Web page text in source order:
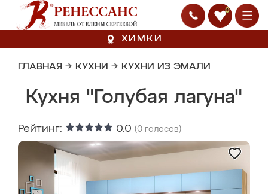
0
ХИМКИ
ГЛАВНАЯ → КУХНИ → КУХНИ ИЗ ЭМАЛИ
Кухня "Голубая лагуна"
Рейтинг: 0.0 (0 голосов)